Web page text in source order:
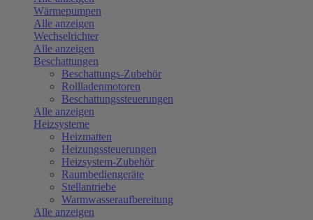
Wärmepumpen
Alle anzeigen
Wechselrichter
Alle anzeigen
Beschattungen
Beschattungs-Zubehör
Rollladenmotoren
Beschattungssteuerungen
Alle anzeigen
Heizsysteme
Heizmatten
Heizungssteuerungen
Heizsystem-Zubehör
Raumbediengeräte
Stellantriebe
Warmwasseraufbereitung
Alle anzeigen